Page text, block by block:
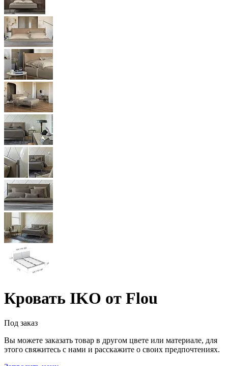
Кровать IKO от Flou
Под заказ
Вы можете заказать товар в другом цвете или материале, для
этого свяжитесь с нами и расскажите о своих предпочтениях.